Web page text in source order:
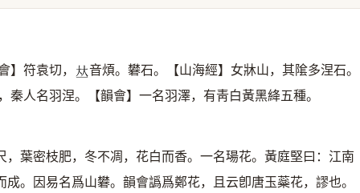
】符袁切， 𠀤音煩。礬石。【山海經】女牀山，其隂多涅石。
秦人名羽涅。【韻會】一名羽澤，有靑白黃黑絳五種。
葉密枝肥，冬不凋，花白而香。一名瑒花。黃庭堅曰：江南
。因易名爲山礬。韻會譌爲鄭花，且云卽唐玉蘂花，謬也。